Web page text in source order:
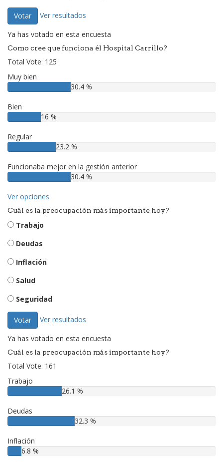
Votar Ver resultados
Ya has votado en esta encuesta
Como cree que funciona él Hospital Carrillo?
Total Vote: 125
Muy bien
30.4 %
Bien
16 %
Regular
23.2 %
Funcionaba mejor en la gestión anterior
30.4 %
Ver opciones
Cuál es la preocupación más importante hoy?
Trabajo
Deudas
Inflación
Salud
Seguridad
Votar Ver resultados
Ya has votado en esta encuesta
Cuál es la preocupación más importante hoy?
Total Vote: 161
Trabajo
26.1 %
Deudas
32.3 %
Inflación
6.8 %